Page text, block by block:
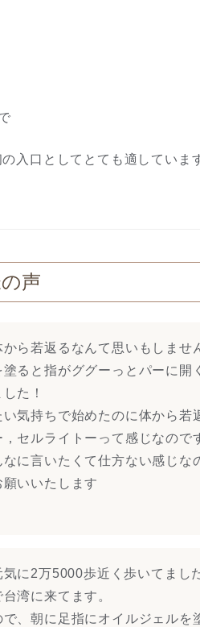
入口としてとても適していま
声
ら若返るなんて思いもしませ
塗ると指がググーっとパーに開
た！
気持ちで始めたのに体から若
セルライトーって感じなので
なに言いたくて仕方ない感じ
いいたします
に2万5000歩近く歩いてまし
湾に来てます。
で、朝に足指にオイルジェル